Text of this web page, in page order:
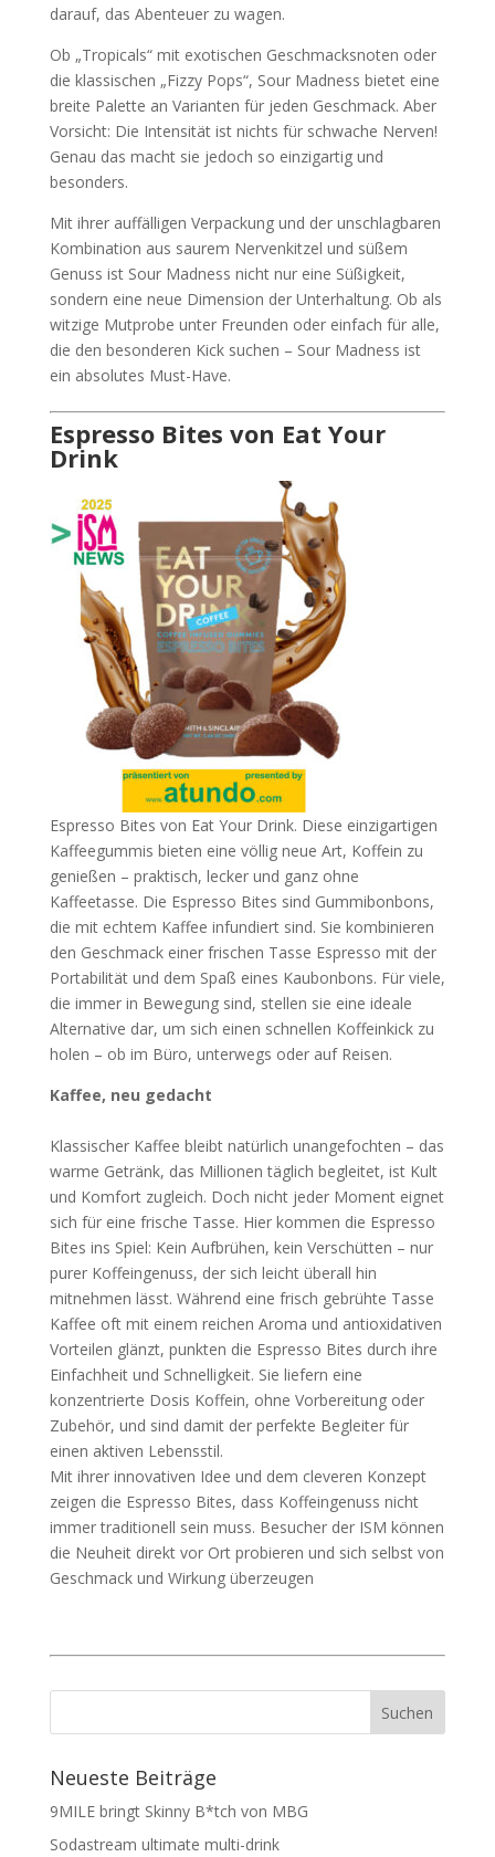
darauf, das Abenteuer zu wagen.
Ob „Tropicals“ mit exotischen Geschmacksnoten oder
die klassischen „Fizzy Pops“, Sour Madness bietet eine
breite Palette an Varianten für jeden Geschmack. Aber
Vorsicht: Die Intensität ist nichts für schwache Nerven!
Genau das macht sie jedoch so einzigartig und
besonders.
Mit ihrer auffälligen Verpackung und der unschlagbaren
Kombination aus saurem Nervenkitzel und süßem
Genuss ist Sour Madness nicht nur eine Süßigkeit,
sondern eine neue Dimension der Unterhaltung. Ob als
witzige Mutprobe unter Freunden oder einfach für alle,
die den besonderen Kick suchen – Sour Madness ist
ein absolutes Must-Have.
Espresso Bites von Eat Your
Drink
Espresso Bites von Eat Your Drink. Diese einzigartigen
Kaffeegummis bieten eine völlig neue Art, Koffein zu
genießen – praktisch, lecker und ganz ohne
Kaffeetasse. Die Espresso Bites sind Gummibonbons,
die mit echtem Kaffee infundiert sind. Sie kombinieren
den Geschmack einer frischen Tasse Espresso mit der
Portabilität und dem Spaß eines Kaubonbons. Für viele,
die immer in Bewegung sind, stellen sie eine ideale
Alternative dar, um sich einen schnellen Koffeinkick zu
holen – ob im Büro, unterwegs oder auf Reisen.
Kaffee, neu gedacht
Klassischer Kaffee bleibt natürlich unangefochten – das
warme Getränk, das Millionen täglich begleitet, ist Kult
und Komfort zugleich. Doch nicht jeder Moment eignet
sich für eine frische Tasse. Hier kommen die Espresso
Bites ins Spiel: Kein Aufbrühen, kein Verschütten – nur
purer Koffeingenuss, der sich leicht überall hin
mitnehmen lässt. Während eine frisch gebrühte Tasse
Kaffee oft mit einem reichen Aroma und antioxidativen
Vorteilen glänzt, punkten die Espresso Bites durch ihre
Einfachheit und Schnelligkeit. Sie liefern eine
konzentrierte Dosis Koffein, ohne Vorbereitung oder
Zubehör, und sind damit der perfekte Begleiter für
einen aktiven Lebensstil.
Mit ihrer innovativen Idee und dem cleveren Konzept
zeigen die Espresso Bites, dass Koffeingenuss nicht
immer traditionell sein muss. Besucher der ISM können
die Neuheit direkt vor Ort probieren und sich selbst von
Geschmack und Wirkung überzeugen
Neueste Beiträge
9MILE bringt Skinny B*tch von MBG
Sodastream ultimate multi-drink